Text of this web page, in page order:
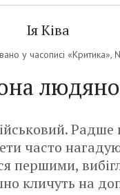
Ія Ківа
у часописі «Критика»,
Радше
часто
першими,
кличуть на